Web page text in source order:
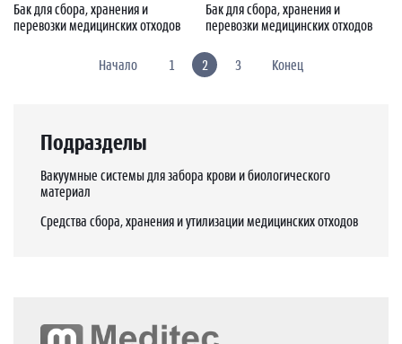
Бак для сбора, хранения и
перевозки медицинских отходов
Бак для сбора, хранения и
перевозки медицинских отходов
Начало 1 2 3 Конец
Подразделы
Вакуумные системы для забора крови и биологического
материал
Средства сбора, хранения и утилизации медицинских отходов